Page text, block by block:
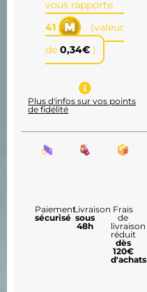
vous rapporte
41
(valeur
de 0,34€ )
Plus d'infos sur vos points
de fidélité
Paiement
sécurisé
Livraison
sous
48h
Frais
de
livraison
réduit
dès
120€
d'achats